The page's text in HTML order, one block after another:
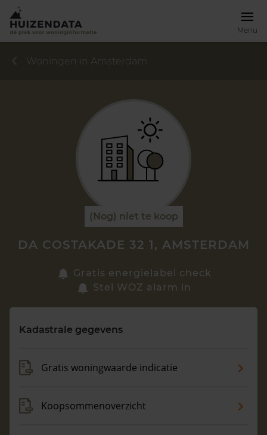
Menu
Zoek een woning
Maandag t/m vrijdag - 08:00 -18:00
Woningen in Amsterdam
(Nog) niet te koop
DA COSTAKADE 32 1, AMSTERDAM
Gratis energielabel check
Stel WOZ alarm in
Kadastrale gegevens
Gratis woningwaarde indicatie
Koopsommenoverzicht